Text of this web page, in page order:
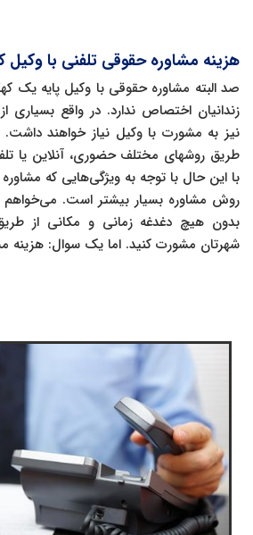
هزینه مشاوره حقوقی تلفنی با وکیل
صد البته مشاوره حقوقی با وکیل پایه یک
زندانیان اختصاص ندارد. در واقع بسیاری
نیز به مشورت با وکیل نیاز خواهند داشت.
طریق روشهای مختلف حضوری، آنلاین یا
با این حال با توجه به ویژگی‌هایی که مشاوره
روش مشاوره بسیار بیشتر است. می‌خواهم
بدون هیچ دغدغه زمانی و مکانی از
شهرتان مشورت کنید. اما یک سوال: هزینه